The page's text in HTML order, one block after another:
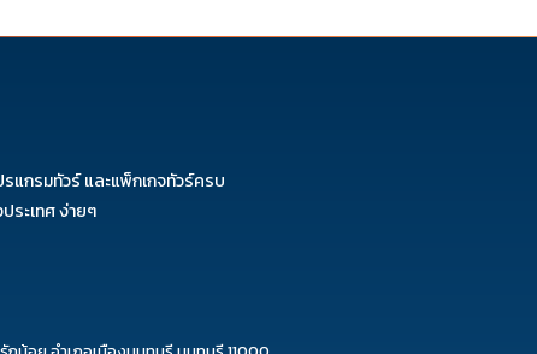
แกรมทัวร์ และแพ็กเกจทัวร์ครบ
ระเทศ ง่ายๆ